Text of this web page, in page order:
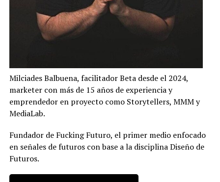
Milciades Balbuena, facilitador Beta desde el 2024,
marketer con más de 15 años de experiencia y
emprendedor en proyecto como Storytellers, MMM y
MediaLab.
Fundador de Fucking Futuro, el primer medio enfocado
en señales de futuros con base a la disciplina Diseño de
Futuros.